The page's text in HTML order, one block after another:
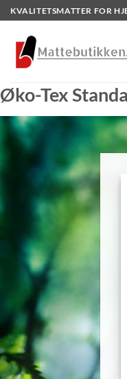
Skip
to
content
KVALITETSMATTER FOR
Øko-Tex